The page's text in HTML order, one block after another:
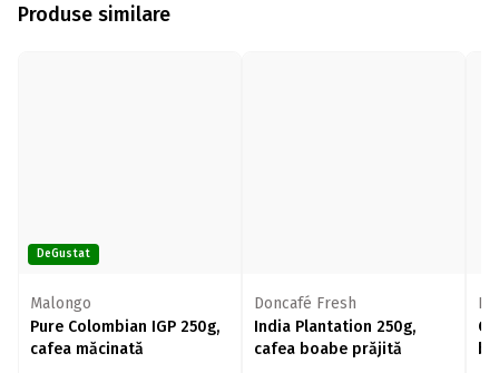
Produse similare
DeGustat
Malongo
Pure Colombian IGP 250g,
cafea măcinată
Doncafé Fresh
India Plantation 250g,
cafea boabe prăjită